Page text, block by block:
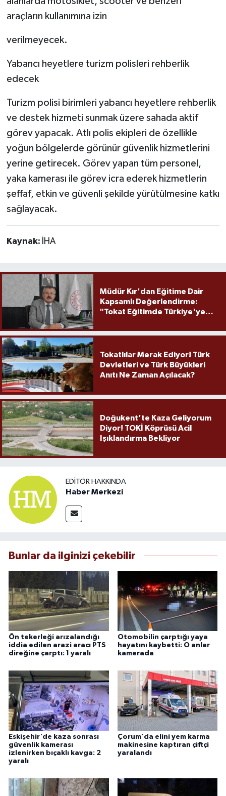
araçların kullanımına izin
verilmeyecek.
Yabancı heyetlere turizm polisleri rehberlik
edecek
Turizm polisi birimleri yabancı heyetlere rehberlik
ve destek hizmeti sunmak üzere sahada aktif
görev yapacak. Atlı polis ekipleri de özellikle
yoğun bölgelerde görünür güvenlik hizmetlerini
yerine getirecek. Görev yapan tüm personel,
yaka kamerası ile görev icra ederek hizmetlerin
şeffaf, etkin ve güvenli şekilde yürütülmesine katkı
sağlayacak.
Kaynak: İHA
Müdür Kır'dan Eğitime Dair
Kapsamlı Değerlendirme:
"Tokat Eğitimde Türkiye'ye
Tokatlılar Merak Ediyor! Türk
Devletleri ve Türk Büyükleri
Anıtı Ne Zaman Açılacak?
Doğukent’te Kaza Geliyorum
Diyor! TOKİ Köprüsü Acil
Işıklandırma Bekliyor
EDITÖR HAKKINDA
Haber Merkezi
Bunlar da ilginizi çekebilir
Ön tekerleği arızalandığı
iddia edilen arazi aracı PTS
direğine çarptı: 1 yaralı
Otomobilin çarptığı yaya
hayatını kaybetti: O anlar
kamerada
Eskişehir'de kaza sonrası
güvenlik kamerası
izlenirken bıçaklı kavga: 2
yaralı
Çorum'da elini yem karma
makinesine kaptıran çiftçi
yaralandı